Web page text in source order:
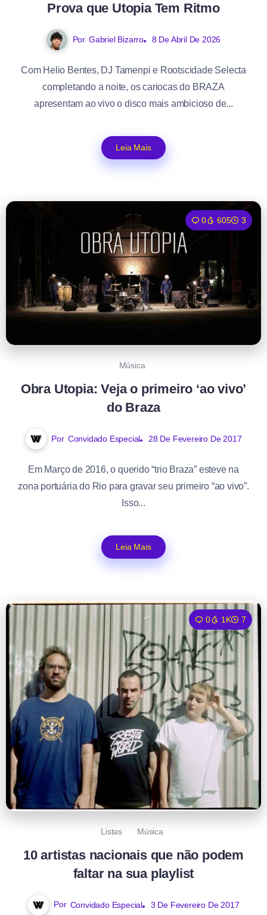
Prova que Utopia Tem Ritmo
Por Gabriel Bizarro 8 De Abril De 2026
Com Helio Bentes, DJ Tamenpi e Rootscidade Selecta
completando a noite, os cariocas do BRAZA
apresentam ao vivo o disco mais ambicioso de...
Leia Mais
0 605 3
Música
Obra Utopia: Veja o primeiro ‘ao vivo’
do Braza
Por Convidado Especial 28 De Fevereiro De 2017
Em Março de 2016, o querido “trio Braza” esteve na
zona portuária do Rio para gravar seu primeiro “ao vivo”.
Isso...
Leia Mais
0 1K 7
Listas Música
10 artistas nacionais que não podem
faltar na sua playlist
Por Convidado Especial 3 De Fevereiro De 2017